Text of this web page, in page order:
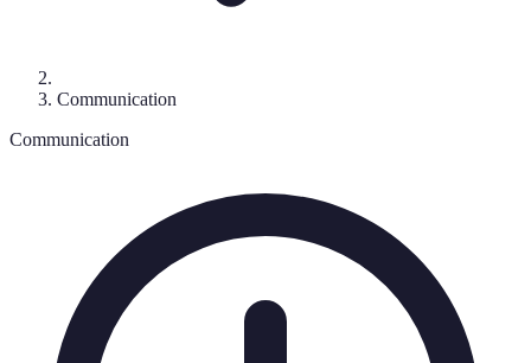
Communication
Communication